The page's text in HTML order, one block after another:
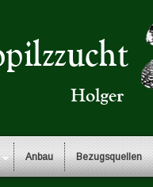
Anbau Bezugsquellen